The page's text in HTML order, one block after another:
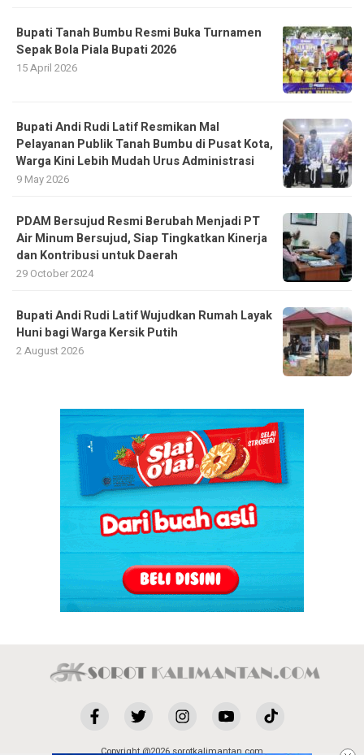
Bupati Tanah Bumbu Resmi Buka Turnamen
Sepak Bola Piala Bupati 2026
15 April 2026
Bupati Andi Rudi Latif Resmikan Mal
Pelayanan Publik Tanah Bumbu di Pusat Kota,
Warga Kini Lebih Mudah Urus Administrasi
9 May 2026
PDAM Bersujud Resmi Berubah Menjadi PT
Air Minum Bersujud, Siap Tingkatkan Kinerja
dan Kontribusi untuk Daerah
29 October 2024
Bupati Andi Rudi Latif Wujudkan Rumah Layak
Huni bagi Warga Kersik Putih
2 August 2026
Copyright @2026 sorotkalimantan.com